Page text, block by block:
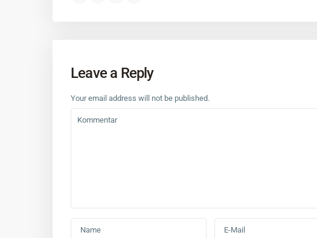
Leave a Reply
Your email address will not be published.